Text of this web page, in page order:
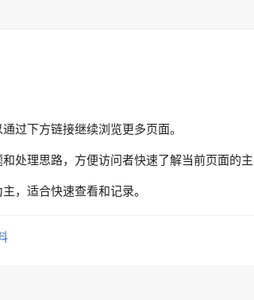
过下方链接继续浏览更多页面。
处理思路，方便访问者快速了解当前页面的主
，适合快速查看和记录。